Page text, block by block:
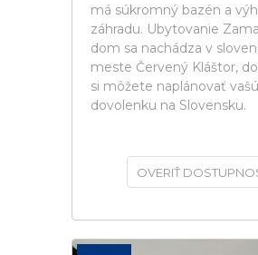
má súkromný bazén a
záhradu. Ubytovanie
dom sa nachádza v
meste Červený Kláštor,
si môžete naplánovať vašú
dovolenku na Slovensku.
OVERIŤ